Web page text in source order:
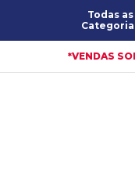
Todas as
*VENDAS